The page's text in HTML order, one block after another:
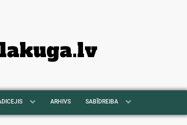
ARHIVS SABĪDREIBA